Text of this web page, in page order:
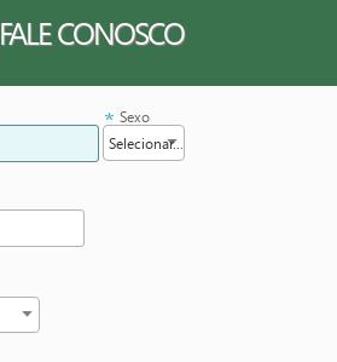
FALE CONOSCO
Sexo